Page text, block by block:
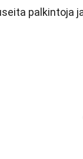
palkintoja